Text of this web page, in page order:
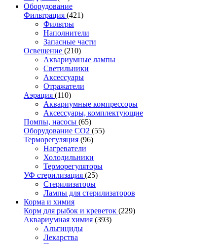
Оборудование
Фильтрация (421)
Фильтры
Наполнители
Запасные части
Освещение (210)
Аквариумные лампы
Светильники
Аксессуары
Отражатели
Аэрация (110)
Аквариумные компрессоры
Аксессуары, комплектующие
Помпы, насосы (65)
Оборудование CO2 (55)
Терморегуляция (96)
Нагреватели
Холодильники
Терморегуляторы
УФ стерилизация (25)
Стерилизаторы
Лампы для стерилизаторов
Корма и химия
Корм для рыбок и креветок (229)
Аквариумная химия (393)
Альгициды
Лекарства